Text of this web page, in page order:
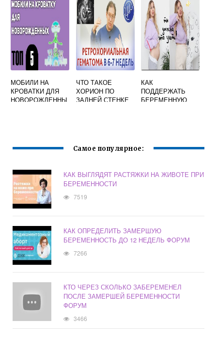
МОБИЛИ НА
КРОВАТКИ ДЛЯ
НОВОРОЖДЕННЫ
ЧТО ТАКОЕ
ХОРИОН ПО
ЗАДНЕЙ СТЕНКЕ
КАК
ПОДДЕРЖАТЬ
БЕРЕМЕННУЮ
Самое популярное:
КАК ВЫГЛЯДЯТ РАСТЯЖКИ НА ЖИВОТЕ ПРИ
БЕРЕМЕННОСТИ
7519
КАК ОПРЕДЕЛИТЬ ЗАМЕРШУЮ
БЕРЕМЕННОСТЬ ДО 12 НЕДЕЛЬ ФОРУМ
7266
КТО ЧЕРЕЗ СКОЛЬКО ЗАБЕРЕМЕНЕЛ
ПОСЛЕ ЗАМЕРШЕЙ БЕРЕМЕННОСТИ
ФОРУМ
3466